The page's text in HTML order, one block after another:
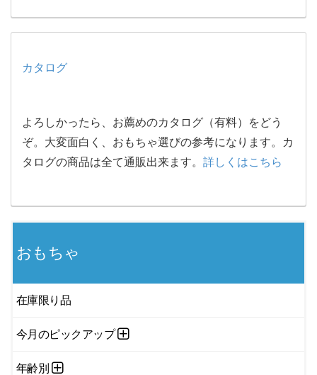
カタログ
よろしかったら、お薦めのカタログ（有料）をどう
ぞ。大変面白く、おもちゃ選びの参考になります。カ
タログの商品は全て通販出来ます。 詳しくはこちら
おもちゃ
在庫限り品
今月のピックアップ
年齢別